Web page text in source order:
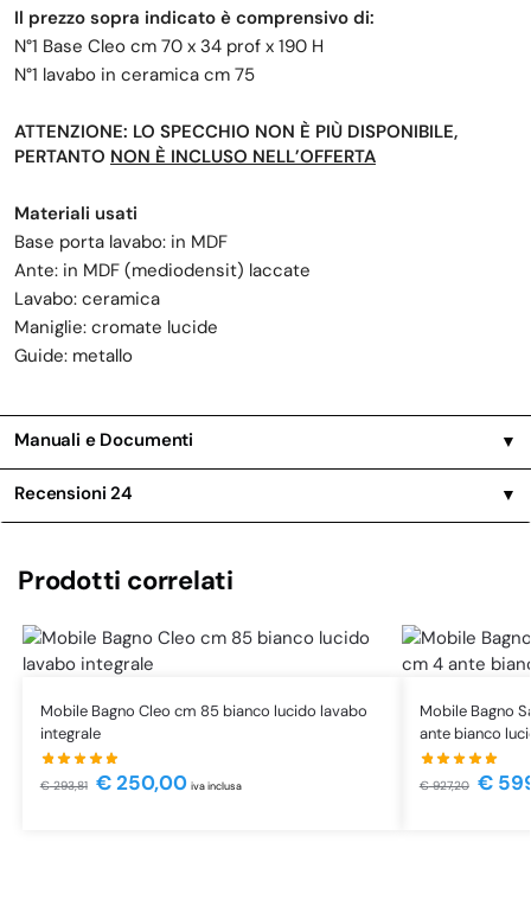
Il prezzo sopra indicato è comprensivo di:
N°1 Base Cleo cm 70 x 34 prof x 190 H
N°1 lavabo in ceramica cm 75
ATTENZIONE: LO SPECCHIO NON È PIÙ DISPONIBILE,
PERTANTO NON È INCLUSO NELL’OFFERTA
Materiali usati
Base porta lavabo: in MDF
Ante: in MDF (mediodensit) laccate
Lavabo: ceramica
Maniglie: cromate lucide
Guide: metallo
Manuali e Documenti ▼
Recensioni24 ▼
Prodotti correlati
Mobile Bagno Cleo cm 85 bianco lucido lavabo
integrale
€293,81 €250,00 iva inclusa
Mobile Bagno
ante bianco
€927,20 €